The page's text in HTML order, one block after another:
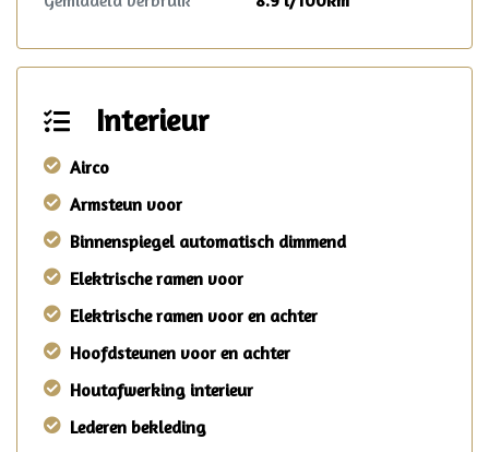
Interieur
Airco
Armsteun voor
Binnenspiegel automatisch dimmend
Elektrische ramen voor
Elektrische ramen voor en achter
Hoofdsteunen voor en achter
Houtafwerking interieur
Lederen bekleding